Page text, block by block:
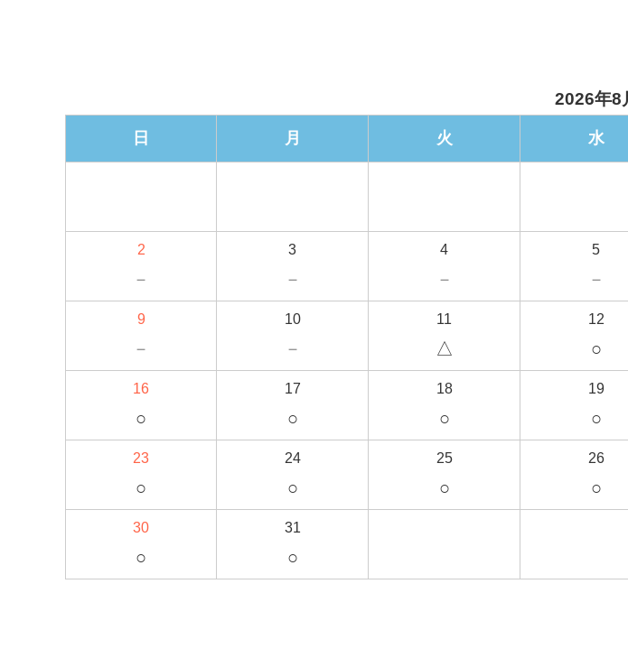
2026年8
日 月 火 水
2
－
3
－
4
－
5
－
9
－
10
－
11
△
12
○
16
○
17
○
18
○
19
○
23
○
24
○
25
○
26
○
30
○
31
○